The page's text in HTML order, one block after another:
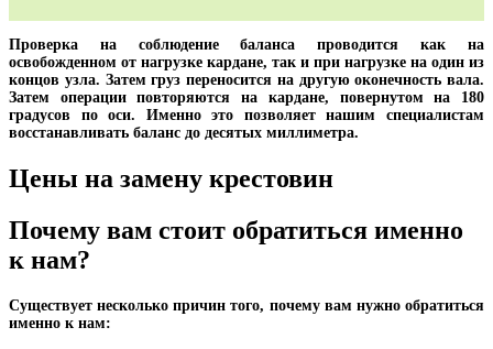
Проверка на соблюдение баланса проводится как на
освобожденном от нагрузке кардане, так и при нагрузке на один из
концов узла. Затем груз переносится на другую оконечность вала.
Затем операции повторяются на кардане, повернутом на 180
градусов по оси. Именно это позволяет нашим специалистам
восстанавливать баланс до десятых миллиметра.
Цены на замену крестовин
Почему вам стоит обратиться именно
к нам?
Существует несколько причин того, почему вам нужно обратиться
именно к нам: